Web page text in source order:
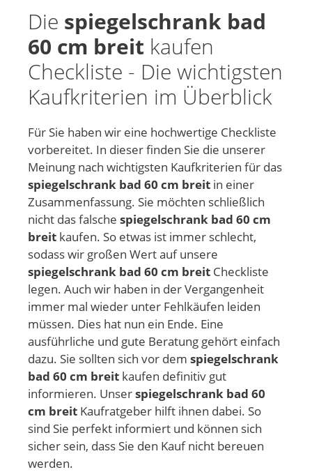
Die spiegelschrank bad
60 cm breit kaufen
Checkliste - Die wichtigsten
Kaufkriterien im Überblick
Für Sie haben wir eine hochwertige Checkliste
vorbereitet. In dieser finden Sie die unserer
Meinung nach wichtigsten Kaufkriterien für das
spiegelschrank bad 60 cm breit in einer
Zusammenfassung. Sie möchten schließlich
nicht das falsche spiegelschrank bad 60 cm
breit kaufen. So etwas ist immer schlecht,
sodass wir großen Wert auf unsere
spiegelschrank bad 60 cm breit Checkliste
legen. Auch wir haben in der Vergangenheit
immer mal wieder unter Fehlkäufen leiden
müssen. Dies hat nun ein Ende. Eine
ausführliche und gute Beratung gehört einfach
dazu. Sie sollten sich vor dem spiegelschrank
bad 60 cm breit kaufen definitiv gut
informieren. Unserspiegelschrank bad 60
cm breit Kaufratgeber hilft ihnen dabei. So
sind Sie perfekt informiert und können sich
sicher sein, dass Sie den Kauf nicht bereuen
werden.